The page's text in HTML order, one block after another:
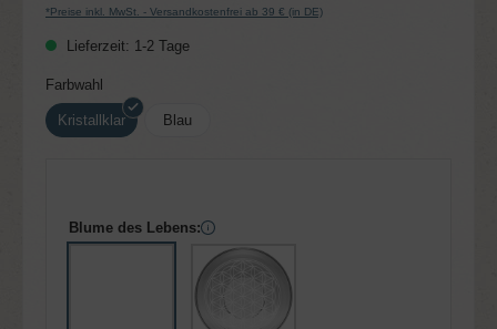
*Preise inkl. MwSt. - Versandkostenfrei ab 39 € (in DE)
Lieferzeit: 1-2 Tage
Farbwahl
Kristallklar Blau
Blume des Lebens: